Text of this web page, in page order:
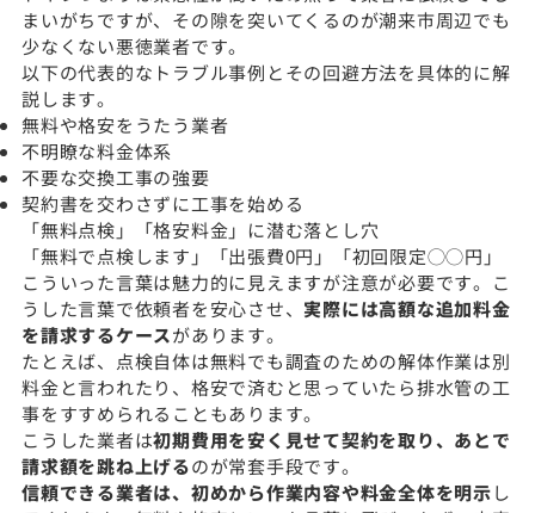
まいがちですが、その隙を突いてくるのが潮来市周辺でも
少なくない悪徳業者です。
以下の代表的なトラブル事例とその回避方法を具体的に解
説します。
無料や格安をうたう業者
不明瞭な料金体系
不要な交換工事の強要
契約書を交わさずに工事を始める
「無料点検」「格安料金」に潜む落とし穴
「無料で点検します」「出張費0円」「初回限定◯◯円」
こういった言葉は魅力的に見えますが注意が必要です。こ
うした言葉で依頼者を安心させ、 実際には高額な追加料金
を請求するケースがあります。
たとえば、点検自体は無料でも調査のための解体作業は別
料金と言われたり、格安で済むと思っていたら排水管の工
事をすすめられることもあります。
こうした業者は初期費用を安く見せて契約を取り、あとで
請求額を跳ね上げるのが常套手段です。
信頼できる業者は、初めから作業内容や料金全体を明示し